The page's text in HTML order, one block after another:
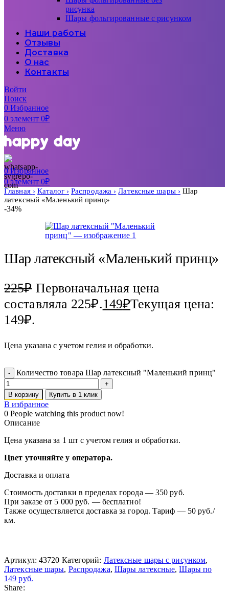
рисунка
Шары фольгированные с рисунком
Наши работы
Отзывы
Доставка
О нас
Контакты
Войти
Поиск
0Избранное
0элемент 0₽
Меню
0Избранное
0элемент 0₽
Главная Каталог Распродажа Латексные шары
Шар
латексный «Маленький принц»
-34%
Шар латексный «Маленький принц»
225₽ Первоначальная цена
составляла 225₽.149₽Текущая цена:
149₽.
Цена указана с учетом гелия и обработки.
Количество товара Шар латексный "Маленький принц"
В корзину Купить в 1 клик
В избранное
0 People watching this product now!
Описание
Цена указана за 1 шт с учетом гелия и обработки.
Цвет уточняйте у оператора.
Доставка и оплата
Стоимость доставки в пределах города — 350 руб.
При заказе от 5 000 руб. — бесплатно!
Также осуществляется доставка за город. Тариф — 50 руб./
км.
Артикул: 43720 Категорий: Латексные шары с рисунком,
Латексные шары, Распродажа, Шары латексные, Шары по
149 руб.
Share: